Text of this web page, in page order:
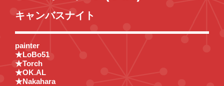
キャンバスナイト
painter
★LoBo51
★Torch
★OK.AL
★Nakahara